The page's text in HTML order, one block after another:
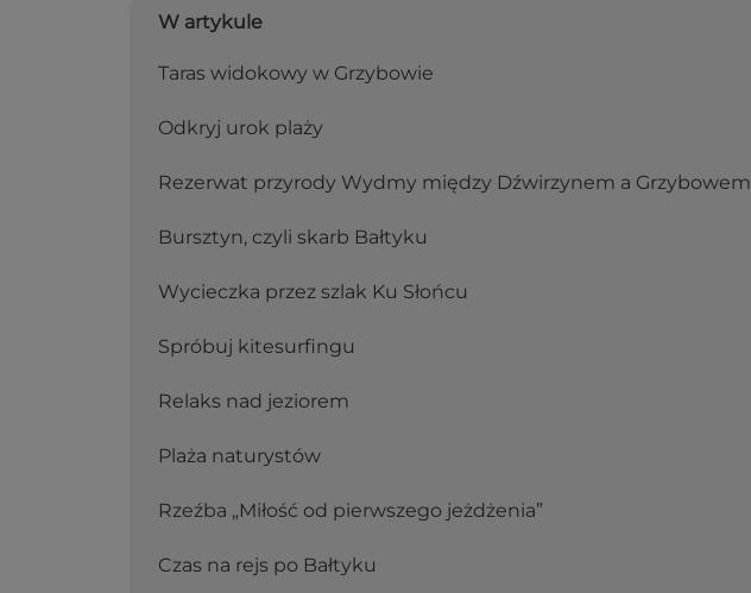
W artykule
Taras widokowy w Grzybowie
Odkryj urok plaży
Rezerwat przyrody Wydmy między Dźwirzynem a Grzybowem
Bursztyn, czyli skarb Bałtyku
Wycieczka przez szlak Ku Słońcu
Spróbuj kitesurfingu
Relaks nad jeziorem
Plaża naturystów
Rzeźba „Miłość od pierwszego jeżdżenia”
Czas na rejs po Bałtyku